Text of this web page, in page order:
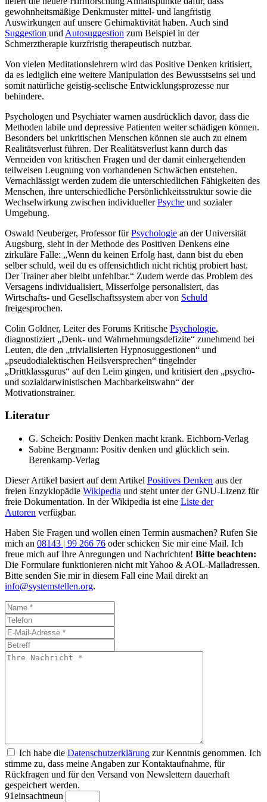
gewohnheitsmäßige Denkmuster mittel- und langfristig
Auswirkungen auf unsere Gehirnaktivität haben. Auch sind
Suggestion und Autosuggestion zum Beispiel in der
Schmerztherapie kurzfristig therapeutisch nutzbar.
Von vielen Meditationslehrern wird das Positive Denken kritisiert,
da es lediglich eine weitere Manipulation des Bewusstseins sei und
somit natürliche geistig-seelische Entwicklungsprozesse nur
behindere.
Psychologen und Psychiater warnen ausdrücklich davor, dass die
Methoden labile und depressive Patienten weiter schädigen können.
Besonders bei unkritischen Menschen können sie auch zu einem
Realitätsverlust führen. Der Realitätsverlust kann durch das
Vermeiden von kritischen Fragen und der damit einhergehenden
teilweisen Leugnung von vorhandenen Schwächen entstehen.
Vernachlässigt werden zudem die unterschiedlichen Fähigkeiten des
Menschen, ihre unterschiedliche Persönlichkeitsstruktur sowie die
Wechselwirkung zwischen individuellerPsyche und sozialer
Umgebung.
Oswald Neuberger, Professor fürPsychologie an der Universität
Augsburg, sieht in der Methode des Positiven Denkens eine
zirkuläre Falle: „Wenn du keinen Erfolg hast, dann bist du eben
selber schuld, weil du es offensichtlich nicht richtig probiert hast.
Der Trainer aber bleibt unfehlbar.“ Zudem werde das Problem des
Versagens individualisiert, Misserfolge personalisiert, das
Wirtschafts- und Gesellschaftssystem aber von Schuld
freigesprochen.
Colin Goldner, Leiter des Forums Kritische Psychologie,
diagnostiziert „Denk- und Wahrnehmungsdefizite“ zunehmend bei
Leuten, die den „trivialisierten Hypnosuggestionen“ und
„pseudodialektischen Heilsversprechen“ tingelnder
„Drittklassgurus“ auf den Leim gingen, und kritisiert den „psycho-
und sozialdarwinistischen Machbarkeitswahn“ der
Motivationstrainer.
Literatur
G. Scheich: Positiv Denken macht krank. Eichborn-Verlag
Sabine Bergmann: Positiv denken und glücklich sein.
Berenkamp-Verlag
Dieser Artikel basiert auf dem Artikel Positives Denken aus der
freien Enzyklopädie Wikipedia und steht unter der GNU-Lizenz für
freie Dokumentation. In der Wikipedia ist eine Liste der
Autoren verfügbar.
Haben Sie Fragen und wollen einen Termin ausmachen? Rufen Sie
mich an 08143 | 99 266 76 oder schicken Sie mir eine Mail. Ich
freue mich auf Ihre Anregungen und Nachrichten! Bitte beachten:
Die Formulare funktionieren nicht mit Yahoo & AOL-Mailadressen.
Bitte senden Sie mir in diesem Fall eine Mail direkt an
info@systemstellen.org.
Ich habe die Datenschutzerklärung zur Kenntnis genommen. Ich
stimme zu, dass meine Angaben zur Kontaktaufnahme, für
Rückfragen und für den Versand von Newslettern dauerhaft
gespeichert werden.
91einsachtneun